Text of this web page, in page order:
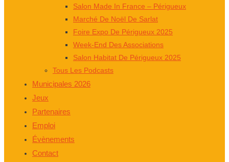
Salon Made In France – Périgueux
Marché De Noël De Sarlat
Foire Expo De Périgueux 2025
Week-End Des Associations
Salon Habitat De Périgueux 2025
Tous Les Podcasts
Municipales 2026
Jeux
Partenaires
Emploi
Évènements
Contact